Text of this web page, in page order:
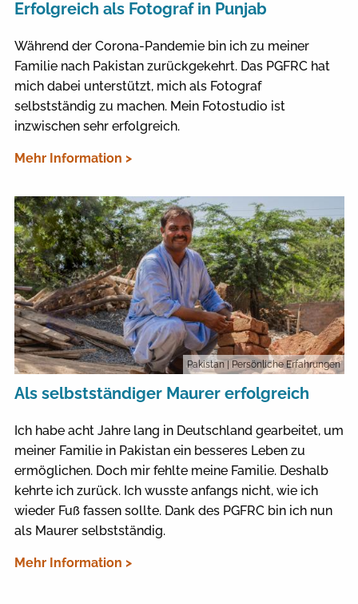
Erfolgreich als Fotograf in Punjab
Während der Corona-Pandemie bin ich zu meiner
Familie nach Pakistan zurückgekehrt. Das PGFRC hat
mich dabei unterstützt, mich als Fotograf
selbstständig zu machen. Mein Fotostudio ist
inzwischen sehr erfolgreich.
Mehr Information >
Pakistan | Persönliche Erfahrungen
Als selbstständiger Maurer erfolgreich
Ich habe acht Jahre lang in Deutschland gearbeitet, um
meiner Familie in Pakistan ein besseres Leben zu
ermöglichen. Doch mir fehlte meine Familie. Deshalb
kehrte ich zurück. Ich wusste anfangs nicht, wie ich
wieder Fuß fassen sollte. Dank des PGFRC bin ich nun
als Maurer selbstständig.
Mehr Information >